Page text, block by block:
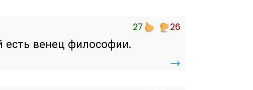
27 26
венец философии.
→